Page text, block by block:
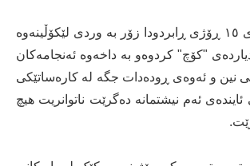
بەڕێزان، لە ماوەی ١٥ ڕۆژی ڕابردودا زۆر بە وردی لێکۆڵینەوە
"کۆچ" کردوەو بە داخەوە ئەنجامەکان
نین و ئەوەی ڕودەدات جگە لە کارەساتێکی
ئەم نیشتمانە دەگرێت ناتوانریت هیچ